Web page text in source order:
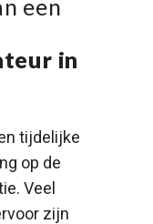
een
in
tijdelijke
op de
Veel
zijn